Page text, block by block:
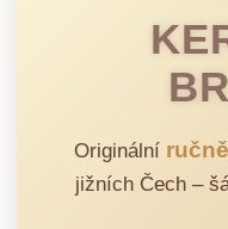
Originální
jižních Čech –